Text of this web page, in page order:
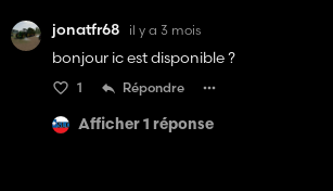
jonatfr68 il y a 3 mois
bonjour ic est disponible ?
1 Répondre
Afficher 1 réponse